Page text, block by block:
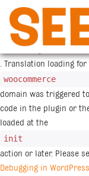
Notice
: Function
. Translation loading for
woocommerce
domain was triggered
code in the plugin or
loaded at the
init
action or later. Please
Debugging in WordPress
Siirry
sisältöön